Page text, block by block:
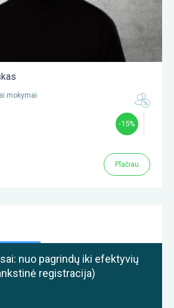
mokymai
-15%
Plačiau
nuo pagrindų iki efektyvių
registracija)